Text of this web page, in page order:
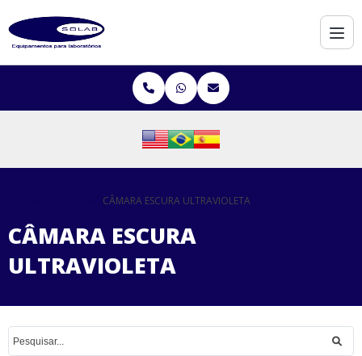
CÂMARA ESCURA ULTRAVIOLETA
CÂMARA ESCURA
ULTRAVIOLETA